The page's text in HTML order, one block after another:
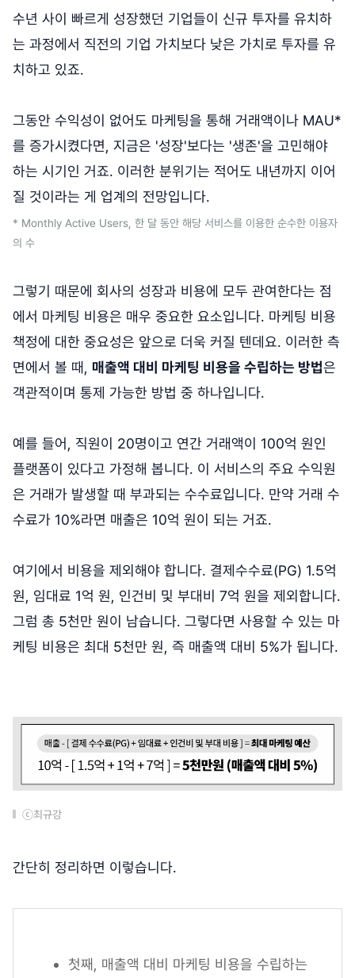
수년 사이 빠르게 성장했던 기업들이 신규 투자를 유치하
는 과정에서 직전의 기업 가치보다 낮은 가치로 투자를 유
치하고 있죠.
그동안 수익성이 없어도 마케팅을 통해 거래액이나 MAU*
를 증가시켰다면, 지금은 '성장'보다는 '생존'을 고민해야
하는 시기인 거죠. 이러한 분위기는 적어도 내년까지 이어
질 것이라는 게 업계의 전망입니다.
* Monthly Active Users, 한 달 동안 해당 서비스를 이용한 순수한 이용자
의 수
그렇기 때문에 회사의 성장과 비용에 모두 관여한다는 점
에서 마케팅 비용은 매우 중요한 요소입니다. 마케팅 비용
책정에 대한 중요성은 앞으로 더욱 커질 텐데요. 이러한 측
면에서 볼 때, 매출액 대비 마케팅 비용을 수립하는 방법은
객관적이며 통제 가능한 방법 중 하나입니다.
예를 들어, 직원이 20명이고 연간 거래액이 100억 원인
플랫폼이 있다고 가정해 봅니다. 이 서비스의 주요 수익원
은 거래가 발생할 때 부과되는 수수료입니다. 만약 거래 수
수료가 10%라면 매출은 10억 원이 되는 거죠.
여기에서 비용을 제외해야 합니다. 결제수수료(PG) 1.5억
원, 임대료 1억 원, 인건비 및 부대비 7억 원을 제외합니다.
그럼 총 5천만 원이 남습니다. 그렇다면 사용할 수 있는 마
케팅 비용은 최대 5천만 원, 즉 매출액 대비 5%가 됩니다.
ⓒ최규강
간단히 정리하면 이렇습니다.
첫째, 매출액 대비 마케팅 비용을 수립하는